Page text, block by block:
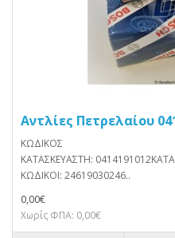
Αντλίες Πετρελαίου
ΚΩΔΙΚΟΣ
ΚΑΤΑΣΚΕΥΑΣΤΗ:
ΚΩΔΙΚΟΙ: 24619030246..
0,00€
Χωρίς ΦΠΑ: 0,00€